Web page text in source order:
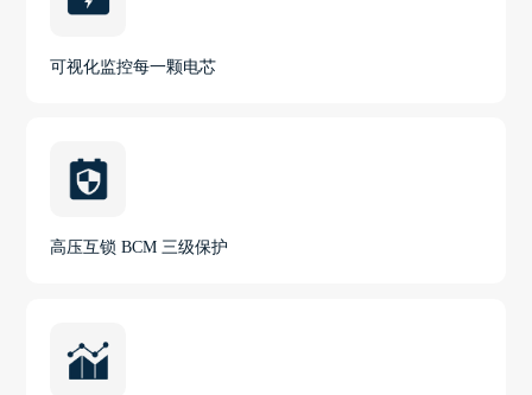
可视化监控每一颗电芯
高压互锁 BCM 三级保护